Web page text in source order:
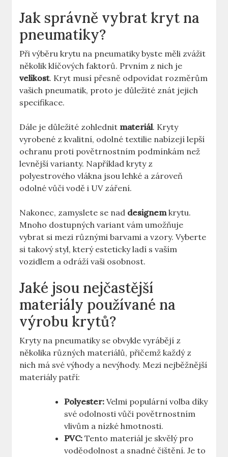
Jak správně vybrat kryt na
pneumatiky?
Při výběru krytu na pneumatiky byste měli zvážit
několik klíčových faktorů. Prvním z nich je
velikost. Kryt musí přesně odpovídat rozměrům
vašich pneumatik, proto je důležité znát jejich
specifikace.
Dále je důležité zohlednit materiál. Kryty
vyrobené z kvalitní, odolné textilie nabízejí lepší
ochranu proti povětrnostním podmínkám než
levnější varianty. Například kryty z
polyestrového vlákna jsou lehké a zároveň
odolné vůči vodě i UV záření.
Nakonec, zamyslete se nad designemkrytu.
Mnoho dostupných variant vám umožňuje
vybrat si mezi různými barvami a vzory. Vyberte
si takový styl, který esteticky ladí s vaším
vozidlem a odráží vaši osobnost.
Jaké jsou nejčastější
materiály používané na
výrobu krytů?
Kryty na pneumatiky se obvykle vyrábějí z
několika různých materiálů, přičemž každý z
nich má své výhody a nevýhody. Mezi nejběžnější
materiály patří:
Polyester: Velmi populární volba díky
své odolnosti vůči povětrnostním
vlivům a nízké hmotnosti.
PVC: Tento materiál je skvělý pro
voděodolnost a snadné čištění. Je to